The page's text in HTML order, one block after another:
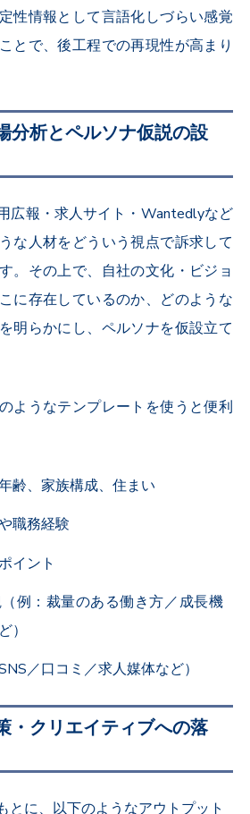
性情報として言語化しづらい感覚
とで、後工程での再現性が高まり
分析とペルソナ仮説の設
広報・求人サイト・Wantedlyなど
な人材をどういう視点で訴求して
。その上で、自社の文化・ビジョ
に存在しているのか、どのような
明らかにし、ペルソナを仮設立て
ようなテンプレートを使うと便利
齢、家族構成、住まい
職務経験
イント
例：裁量のある働き方／成長機
）
／口コミ／求人媒体など）
・クリエイティブへの落
とに、以下のようなアウトプット